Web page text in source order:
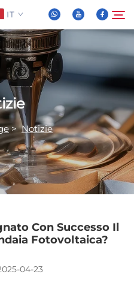
IT
Cerca
>Notizie
Con Successo Il
Fotovoltaica?
04-23